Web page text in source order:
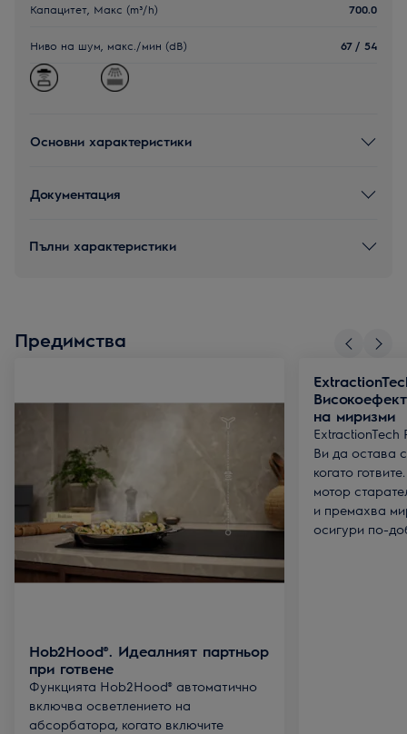
Капацитет, Макс (m³/h) 700.0
Ниво на шум, макс./мин (dB) 67 / 54
Основни характеристики
Документация
Пълни характеристики
Предимства
Hob2Hood®. Идеалният партньор
при готвене
Функцията Hob2Hood® автоматично
включва осветлението на
абсорбатора, когато включите
на миризми
ExtractionTech
Ви да остава
когато
мотор
и премахва
осигури по-